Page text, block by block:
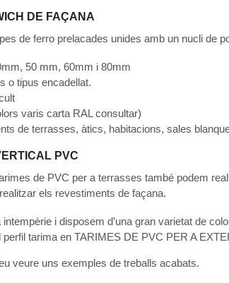
DE FAÇANA
de ferro prelacades unides amb un nucli de
50 mm, 60mm i 80mm
o tipus encadellat.
varis carta RAL consultar)
de terrasses, àtics, habitacions, sales
PVC
de PVC per a terrasses també podem
els revestiments de façana.
i disposem d’una gran varietat de
perfil tarima en TARIMES DE PVC PER A
veure uns exemples de treballs acabats.